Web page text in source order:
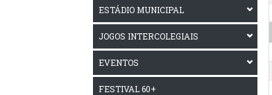
ESTÁDIO MUNICIPAL
JOGOS INTERCOLEGIAIS
EVENTOS
FESTIVAL 60+